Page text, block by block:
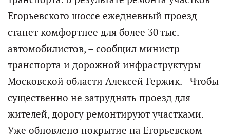
Егорьевского шоссе ежедневный проезд
станет комфортнее для более 30 тыс.
автомобилистов, – сообщил министр
транспорта и дорожной инфраструктуры
Московской области Алексей Гержик. - Чтобы
существенно не затруднять проезд для
жителей, дорогу ремонтируют участками.
Уже обновлено покрытие на Егорьевском